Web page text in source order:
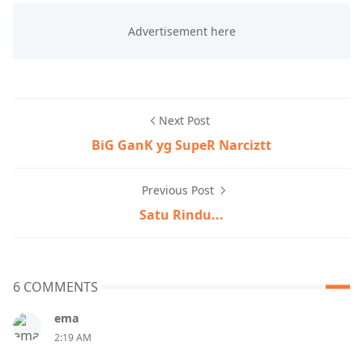
Next Post
BiG GanK yg SupeR Narciztt
Previous Post
Satu Rindu...
6 COMMENTS
ema
2:19 AM